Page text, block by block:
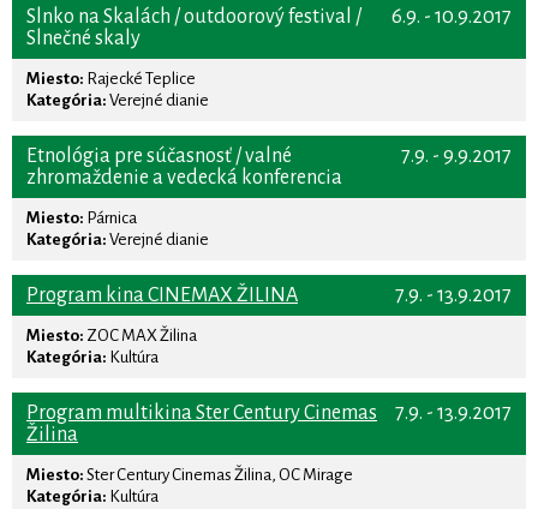
6.9. - 10.9.2017
Slnko na Skalách / outdoorový festival /
Slnečné skaly
Miesto: Rajecké Teplice
Kategória: Verejné dianie
7.9. - 9.9.2017
Etnológia pre súčasnosť / valné
zhromaždenie a vedecká konferencia
Miesto: Párnica
Kategória: Verejné dianie
7.9. - 13.9.2017
Program kina CINEMAX ŽILINA
Miesto: ZOC MAX Žilina
Kategória: Kultúra
7.9. - 13.9.2017
Program multikina Ster Century Cinemas
Žilina
Miesto: Ster Century Cinemas Žilina, OC Mirage
Kategória: Kultúra